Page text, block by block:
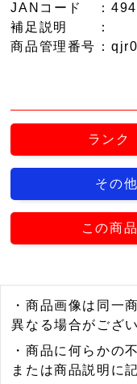
JANコード
：
補足説明
：
商品管理番号 ：
ランク
その
この商
・商品画像は同一
異なる場合がござ
・商品に何らかの
または商品説明に